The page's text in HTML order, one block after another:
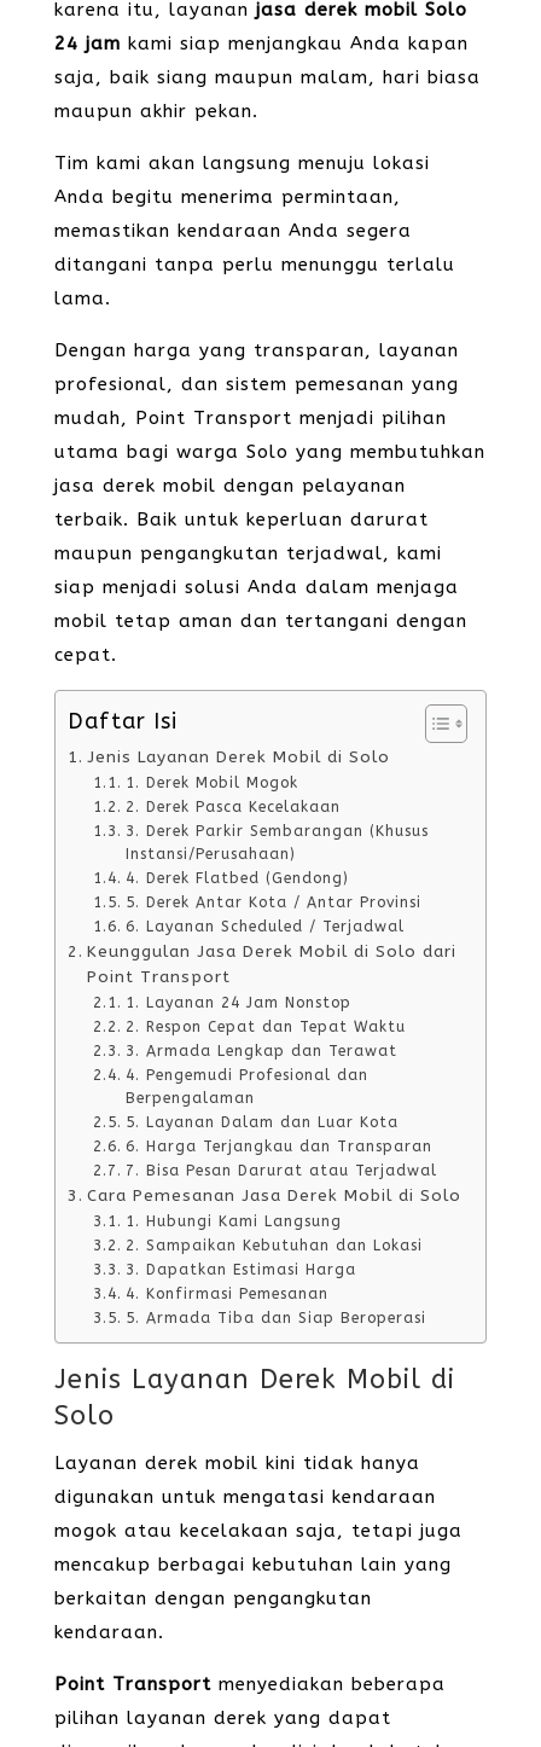
karena itu, layanan jasa derek mobil Solo
24 jam kami siap menjangkau Anda kapan
saja, baik siang maupun malam, hari biasa
maupun akhir pekan.
Tim kami akan langsung menuju lokasi
Anda begitu menerima permintaan,
memastikan kendaraan Anda segera
ditangani tanpa perlu menunggu terlalu
lama.
Dengan harga yang transparan, layanan
profesional, dan sistem pemesanan yang
mudah, Point Transport menjadi pilihan
utama bagi warga Solo yang membutuhkan
jasa derek mobil dengan pelayanan
terbaik. Baik untuk keperluan darurat
maupun pengangkutan terjadwal, kami
siap menjadi solusi Anda dalam menjaga
mobil tetap aman dan tertangani dengan
cepat.
Daftar Isi
Jenis Layanan Derek Mobil di Solo
1. Derek Mobil Mogok
2. Derek Pasca Kecelakaan
3. Derek Parkir Sembarangan (Khusus
Instansi/Perusahaan)
4. Derek Flatbed (Gendong)
5. Derek Antar Kota / Antar Provinsi
6. Layanan Scheduled / Terjadwal
Keunggulan Jasa Derek Mobil di Solo dari
Point Transport
1. Layanan 24 Jam Nonstop
2. Respon Cepat dan Tepat Waktu
3. Armada Lengkap dan Terawat
4. Pengemudi Profesional dan
Berpengalaman
5. Layanan Dalam dan Luar Kota
6. Harga Terjangkau dan Transparan
7. Bisa Pesan Darurat atau Terjadwal
Cara Pemesanan Jasa Derek Mobil di Solo
1. Hubungi Kami Langsung
2. Sampaikan Kebutuhan dan Lokasi
3. Dapatkan Estimasi Harga
4. Konfirmasi Pemesanan
5. Armada Tiba dan Siap Beroperasi
Jenis Layanan Derek Mobil di
Solo
Layanan derek mobil kini tidak hanya
digunakan untuk mengatasi kendaraan
mogok atau kecelakaan saja, tetapi juga
mencakup berbagai kebutuhan lain yang
berkaitan dengan pengangkutan
kendaraan.
Point Transport menyediakan beberapa
pilihan layanan derek yang dapat